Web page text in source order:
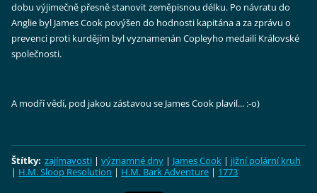
dobu výjimečně přesně stanovit zeměpisnou délku. Po návratu do
Anglie byl James Cook povýšen do hodnosti kapitána a za zprávu o
prevenci proti kurdějím byl vyznamenán Copleyho medailí Královské
společnosti.
A modří vědí, pod jakou zástavou se James Cook plavil... :-o)
Štítky: zajímavosti | významné dny | James Cook | jižní polární kruh
| H.M. Sloop Resolution | H.M. Bark Adventure | 1773